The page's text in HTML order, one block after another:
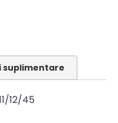
suplimentare
12/45